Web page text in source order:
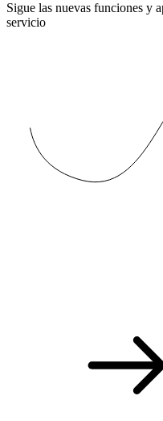
Sigue las nuevas funciones y
servicio